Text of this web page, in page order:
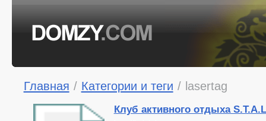
Главная / Категории и теги / lasertag
Клуб активного отдыха